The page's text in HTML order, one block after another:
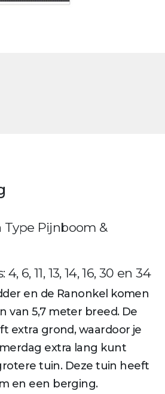
Pijnboom &
6, 11, 13, 14, 16, 30 en 34
en de Ranonkel komen
van 5,7 meter breed. De
extra grond, waardoor je
extra lang kunt
tuin. Deze tuin heeft
en een berging.